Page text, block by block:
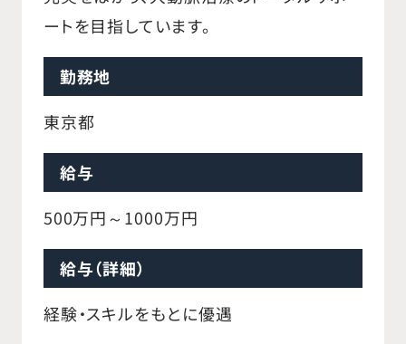
ートを目指しています。
勤務地
東京都
給与
500万円～1000万円
給与（詳細）
経験・スキルをもとに優遇